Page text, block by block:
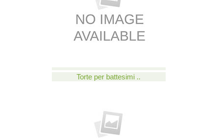
Torte per battesimi ..